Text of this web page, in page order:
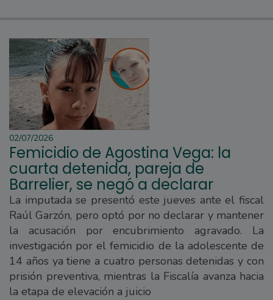
02/07/2026
Femicidio de Agostina Vega: la
cuarta detenida, pareja de
Barrelier, se negó a declarar
La imputada se presentó este jueves ante el fiscal
Raúl Garzón, pero optó por no declarar y mantener
la acusación por encubrimiento agravado. La
investigación por el femicidio de la adolescente de
14 años ya tiene a cuatro personas detenidas y con
prisión preventiva, mientras la Fiscalía avanza hacia
la etapa de elevación a juicio